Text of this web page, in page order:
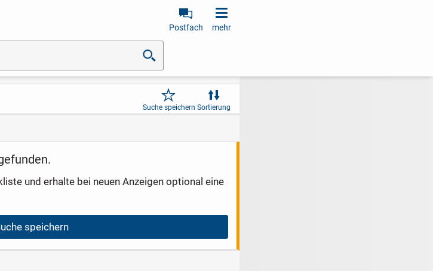
Postfach mehr
Suche speichern Sortierung
und erhalte bei neuen Anzeigen optional eine
speichern